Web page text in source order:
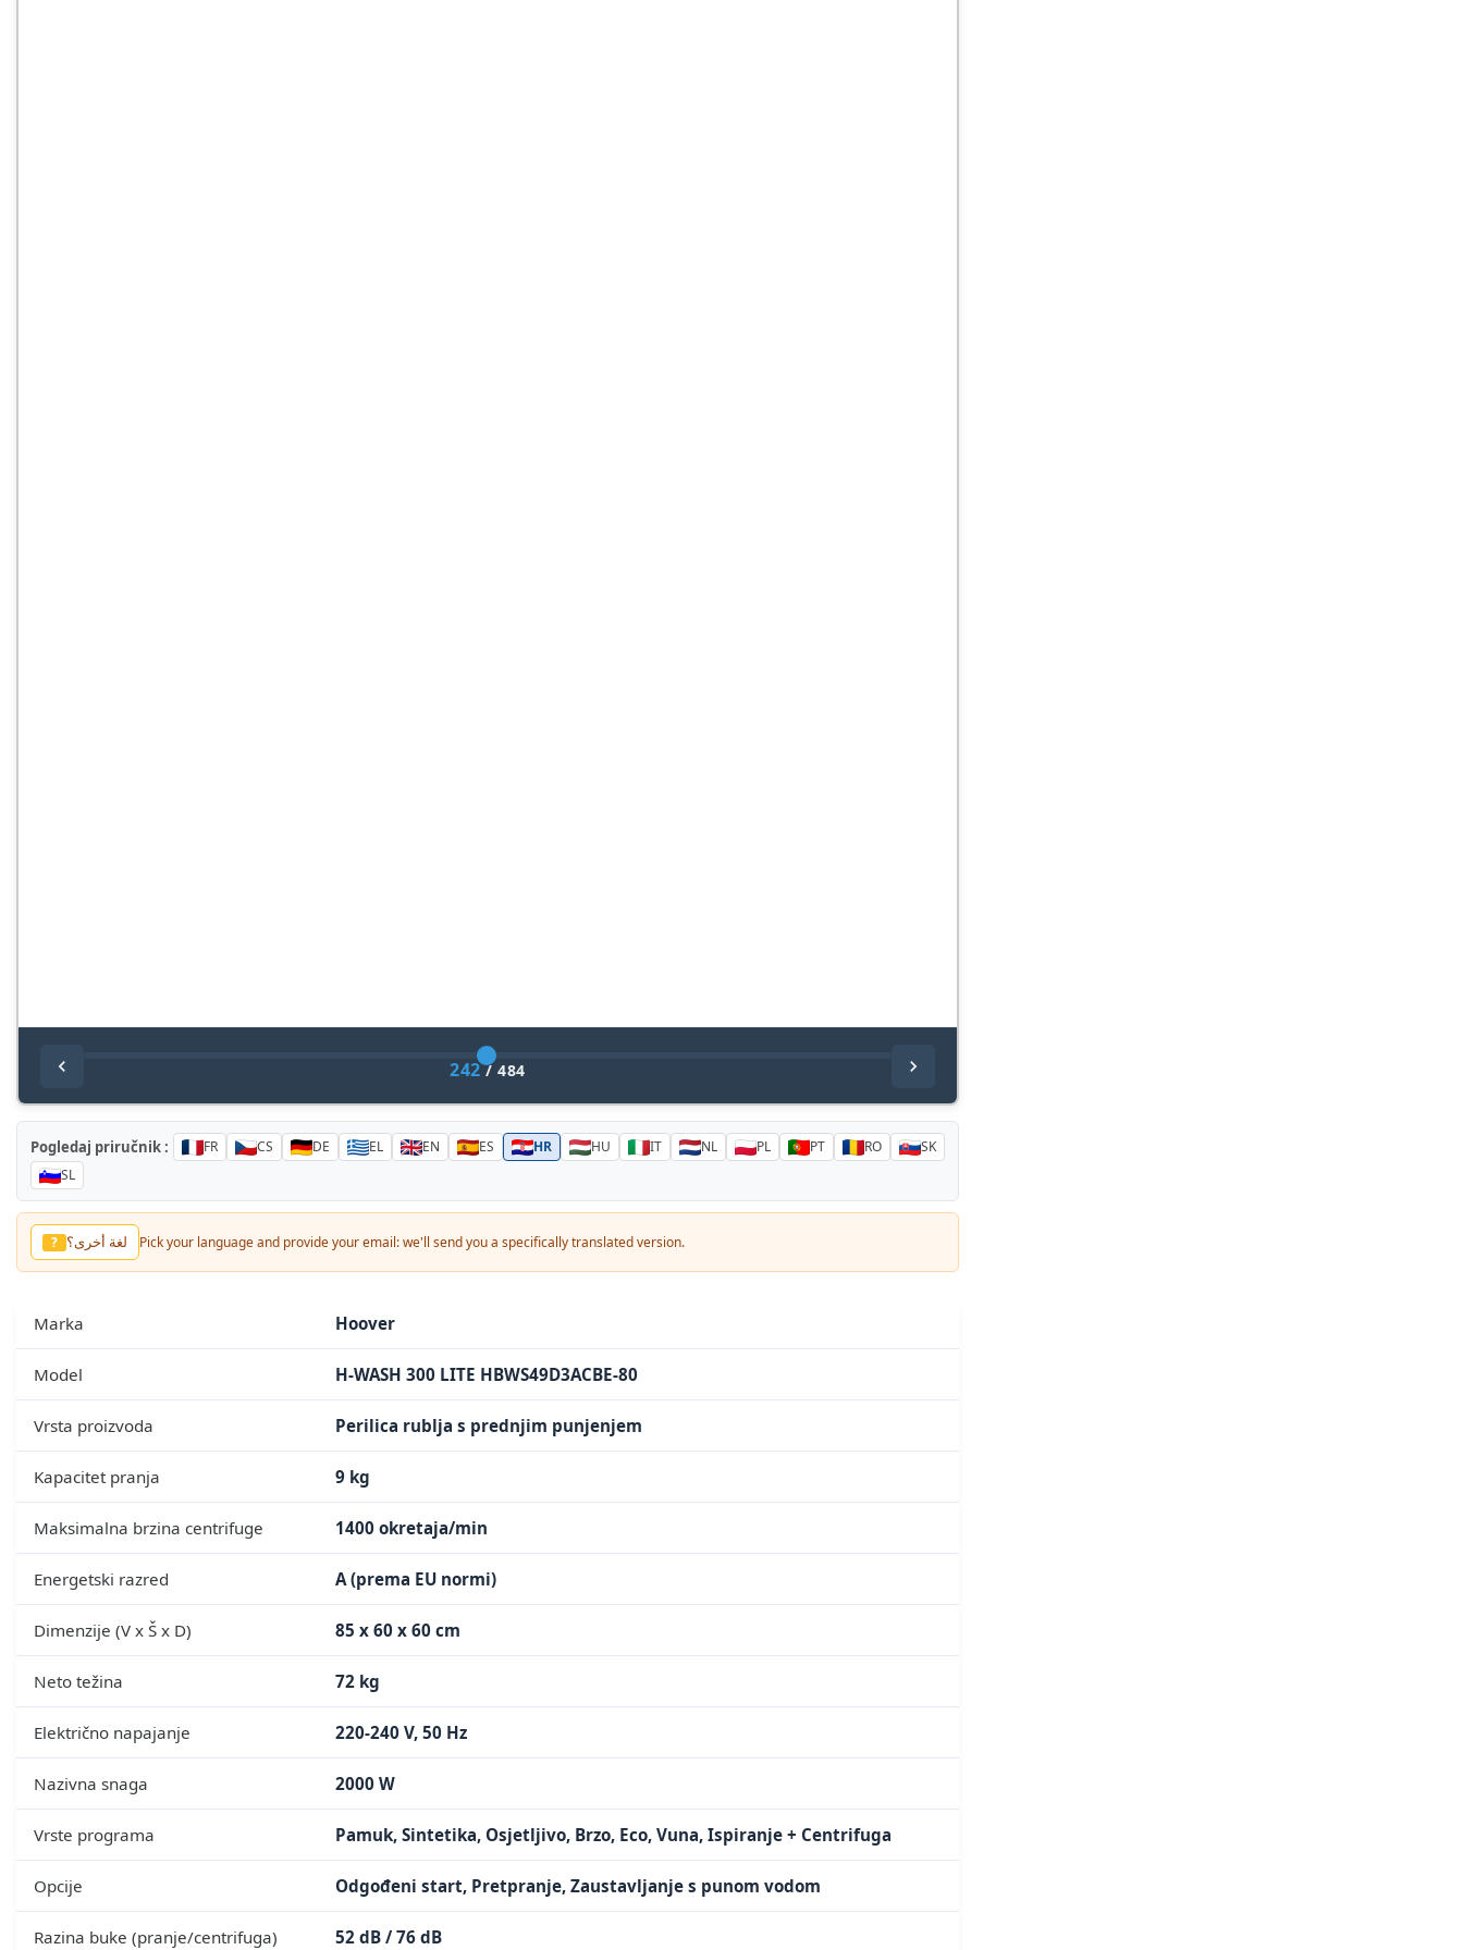
242/484
Pogledaj priručnik : FR CS DE EL EN ES HR HU IT NL PL PT RO
SK
SL
? لغة أخرى؟ Pick your language and provide your email: we'll send you a specifically translated version.
Marka Hoover
Model H-WASH 300 LITE HBWS49D3ACBE-80
Vrsta proizvoda Perilica rublja s prednjim punjenjem
Kapacitet pranja 9 kg
Maksimalna brzina centrifuge 1400 okretaja/min
Energetski razred A (prema EU normi)
Dimenzije (V x Š x D) 85 x 60 x 60 cm
Neto težina 72 kg
Električno napajanje 220-240 V, 50 Hz
Nazivna snaga 2000 W
Vrste programa Pamuk, Sintetika, Osjetljivo, Brzo, Eco, Vuna, Ispiranje + Centrifuga
Opcije Odgođeni start, Pretpranje, Zaustavljanje s punom vodom
Razina buke (pranje/centrifuga) 52 dB / 76 dB